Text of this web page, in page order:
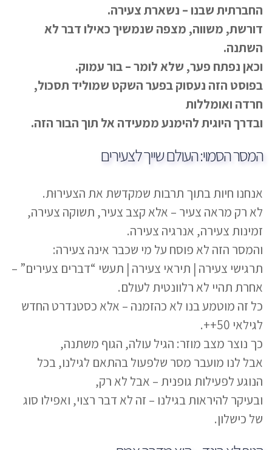
החברתית שבנו – נשארת צעירה.
דורשת, משווה, מצפה שנמשיך כאילו דבר לא
השתנה.
וכאן נפתח פער, שלא לומר – בור עמוק.
בפוסט הזה נעסוק בפער השקט שמוליד תסכול,
חרדה ואומללות
ובדרך היוגית להימנע ממעידה אל תוך הבור הזה.
המסר הסמוי: העולם שייך לצעירים
אנחנו חיות בתוך תרבות שמקדשת את הצעירוּת.
לא רק מראה צעיר – אלא קצב צעיר, תשוקה צעירה,
זמינות צעירה, אנרגיה צעירה.
והמסר הזה לא פוסח על מי שכבר אינה צעירה:
תרגישי צעירה | תיראי צעירה | תעשי “דברים צעירים” –
אחרת תהיי לא רלוונטית לעולם.
כל זה מוטמע בנו לא כהזמנה – אלא כסטנדרט החדש
לגילאי 50++.
כך נוצר מצב מוזר: הגיל עולה, הגוף משתנה,
אבל לנו מועבר מסר שלפעול בהתאם לגילנו, בכל
הנוגע לפעילות גופנית – אבל לא רק,
ובעיקר להיראות בגילנו – זה לא דבר רצוי, ואפילו סוג
של כישלון.